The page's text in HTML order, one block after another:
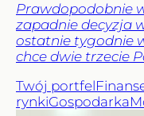
Prawdopodobnie
zapadnie decyzja
ostatnie tygodnie
chce dwie trzecie
Twój portfel
rynkiGospodarka